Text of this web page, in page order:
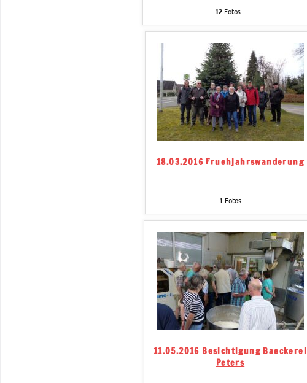
12 Fotos
18.03.2016 Fruehjahrswanderung
1 Fotos
11.05.2016 Besichtigung Baeckerei
Peters